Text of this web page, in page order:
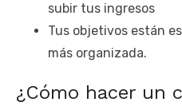
subir tus ingresos
Tus objetivos están
más organizada.
¿Cómo hacer un